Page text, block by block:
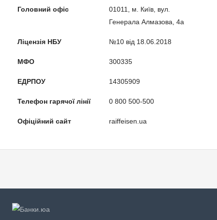
Головний офіс
01011, м. Київ, вул.
Генерала Алмазова, 4а
Ліцензія НБУ №10 від 18.06.2018
МФО 300335
ЕДРПОУ 14305909
Телефон гарячої лінії 0 800 500-500
Офіційний сайт raiffeisen.ua